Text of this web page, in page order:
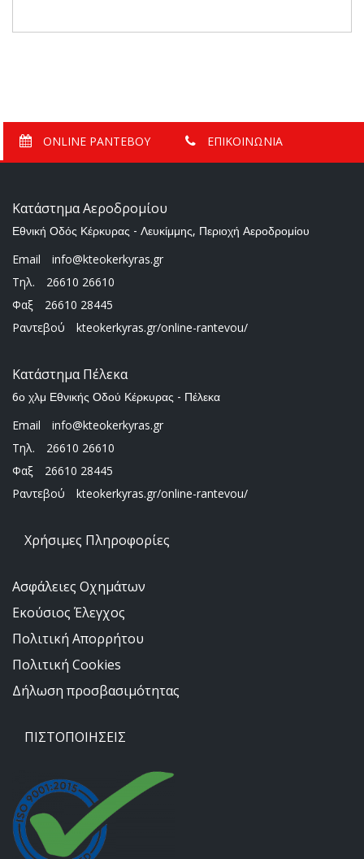
ONLINE ΡΑΝΤΕΒΟΥ ΕΠΙΚΟΙΝΩΝΙΑ
Κατάστημα Αεροδρομίου
Εθνική Οδός Κέρκυρας - Λευκίμμης, Περιοχή Αεροδρομίου
Email
info@kteokerkyras.gr
Τηλ.
26610 26610
Φαξ
26610 28445
Ραντεβού
kteokerkyras.gr/online-rantevou/
Κατάστημα Πέλεκα
6ο χλμ Εθνικής Οδού Κέρκυρας - Πέλεκα
Email
info@kteokerkyras.gr
Τηλ.
26610 26610
Φαξ
26610 28445
Ραντεβού
kteokerkyras.gr/online-rantevou/
Χρήσιμες Πληροφορίες
Ασφάλειες Οχημάτων
Εκούσιος Έλεγχος
Πολιτική Απορρήτου
Πολιτική Cookies
Δήλωση προσβασιμότητας
ΠΙΣΤΟΠΟΙΗΣΕΙΣ